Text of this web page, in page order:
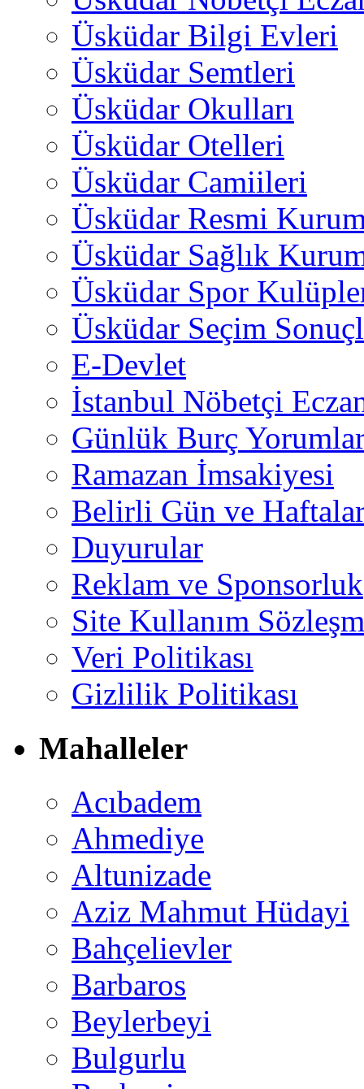
Üsküdar Bilgi Evleri
Üsküdar Semtleri
Üsküdar Okulları
Üsküdar Otelleri
Üsküdar Camiileri
Üsküdar Resmi
Üsküdar Sağlık
Üsküdar Spor
Üsküdar Seçim
E-Devlet
İstanbul Nöbetçi
Günlük Burç
Ramazan İmsakiyesi
Belirli Gün ve
Duyurular
Reklam ve Sponsorluk
Site Kullanım
Veri Politikası
Gizlilik Politikası
Mahalleler
Acıbadem
Ahmediye
Altunizade
Aziz Mahmut Hüdayi
Bahçelievler
Barbaros
Beylerbeyi
Bulgurlu